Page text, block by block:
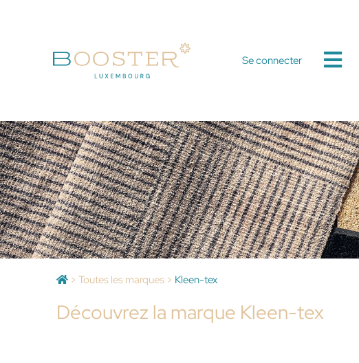
Se connecter
>Toutes les marques > Kleen-tex
Découvrez la marque Kleen-tex